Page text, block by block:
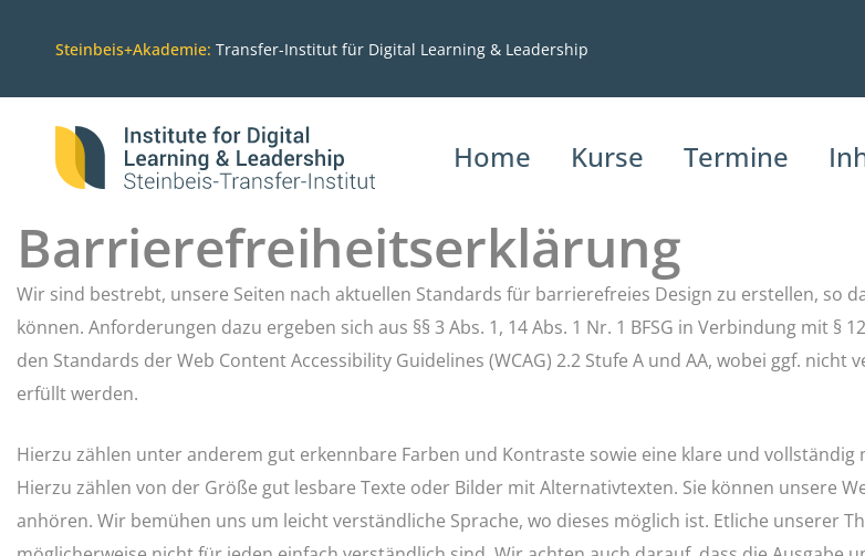
Steinbeis+Akademie: Transfer-Institut für Digital Learning & Leadership
Home Kurse Termine
Barrierefreiheitserklärung
Wir sind bestrebt, unsere Seiten nach aktuellen Standards für barrierefreies Design zu erstellen, so
können. Anforderungen dazu ergeben sich aus §§ 3 Abs. 1, 14 Abs. 1 Nr. 1 BFSG in Verbindung mit §
den Standards der Web Content Accessibility Guidelines (WCAG) 2.2 Stufe A und AA, wobei ggf. nicht
erfüllt werden.
Hierzu zählen unter anderem gut erkennbare Farben und Kontraste sowie eine klare und
Hierzu zählen von der Größe gut lesbare Texte oder Bilder mit Alternativtexten. Sie können unsere
anhören. Wir bemühen uns um leicht verständliche Sprache, wo dieses möglich ist. Etliche unserer